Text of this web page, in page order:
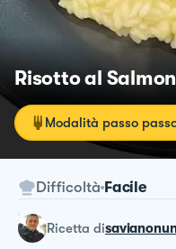
Risotto al
Modalità passo
Difficoltà Facile
ricetta di